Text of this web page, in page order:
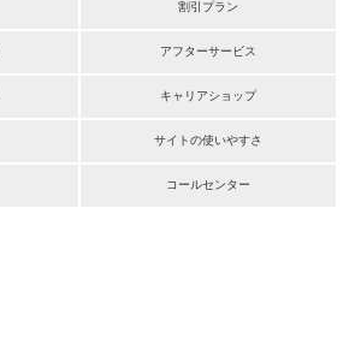
割引プラン
アフターサービス
キャリアショップ
サイトの使いやすさ
コールセンター